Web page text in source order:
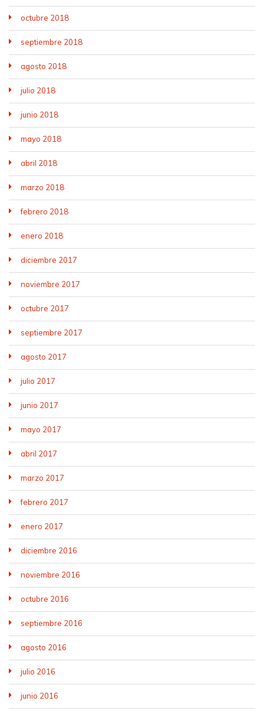
octubre 2018
septiembre 2018
agosto 2018
julio 2018
junio 2018
mayo 2018
abril 2018
marzo 2018
febrero 2018
enero 2018
diciembre 2017
noviembre 2017
octubre 2017
septiembre 2017
agosto 2017
julio 2017
junio 2017
mayo 2017
abril 2017
marzo 2017
febrero 2017
enero 2017
diciembre 2016
noviembre 2016
octubre 2016
septiembre 2016
agosto 2016
julio 2016
junio 2016